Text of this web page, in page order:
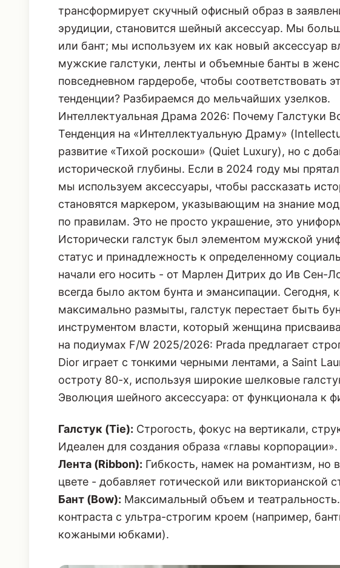
трансформирует скучный офисный образ в
эрудиции, становится шейный аксессуар. Мы
или бант; мы используем их как новый аксессуар
мужские галстуки, ленты и объемные банты в
повседневном гардеробе, чтобы соответствовать
тенденции? Разбираемся до мельчайших узелков.
Интеллектуальная Драма 2026: Почему Галстуки
Тенденция на «Интеллектуальную Драму»
развитие «Тихой роскоши» (Quiet Luxury), но с
исторической глубины. Если в 2024 году мы
мы используем аксессуары, чтобы рассказать
становятся маркером, указывающим на знание
по правилам. Это не просто украшение, это
Исторически галстук был элементом мужской
статус и принадлежность к определенному
начали его носить - от Марлен Дитрих до Ив Сен-
всегда было актом бунта и эмансипации. Сегодня,
максимально размыты, галстук перестает быть
инструментом власти, который женщина
на подиумах F/W 2025/2026: Prada предлагает
Dior играет с тонкими черными лентами, а Saint
остроту 80-х, используя широкие шелковые
Эволюция шейного аксессуара: от функционала к
Галстук (Tie): Строгость, фокус на вертикали,
Идеален для создания образа «главы корпорации».
Лента (Ribbon): Гибкость, намек на романтизм, но
цвете - добавляет готической или викторианской
Бант (Bow): Максимальный объем и
контраста с ультра-строгим кроем (например,
кожаными юбками).